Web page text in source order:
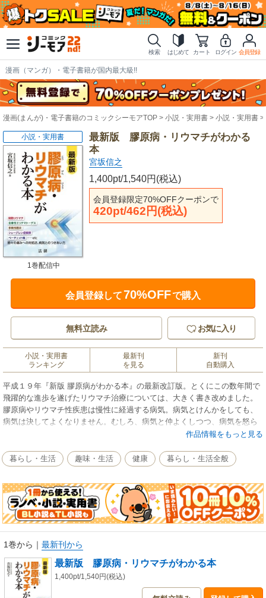
検索 はじめて カート ログイン 会員登録
漫画（マンガ）・電子書籍が国内最大級!!
漫画(まんが)・電子書籍のコミックシーモアTOP 小説・実用書 小説・実用書
最新版 膠原病・リウマチがわかる
本
宮坂信之
1,400pt/1,540円(税込)
会員登録限定70%OFFクーポンで
420pt/462円(税込)
小説・実用書
1巻配信中
会員登録して70%OFFで購入
無料立読み お気に入り
小説・実用書
ランキング
最新刊
を見る
新刊
自動購入
平成１９年『新版 膠原病がわかる本』の最新改訂版。とくにこの数年間で
飛躍的な進歩を遂げたリウマチ治療については、大きく書き改めました。
膠原病やリウマチ性疾患は慢性に経過する病気。病気とけんかをしても、
病気は決してよくなりません。むしろ、病気と仲よくしつつ、病気を怒ら
せないように工夫することが大切で、患者さんひとり一人が病気に向き合
てあげられることが大切になってきます。
作品情報をもっと見る
暮らし・生活 趣味・生活 健康 暮らし・生活全般
1巻から ｜ 最新刊から
最新版 膠原病・リウマチがわかる本
1,400pt/1,540円(税込)